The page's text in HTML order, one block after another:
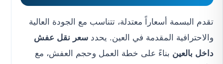
تقدم البسمة أسعاراً معتدلة، تتناسب مع الجودة العالية
والاحترافية المقدمة في العين. يحدد سعر نقل عفش
داخل بالعين بناءً على خطة العمل وحجم العفش، مع